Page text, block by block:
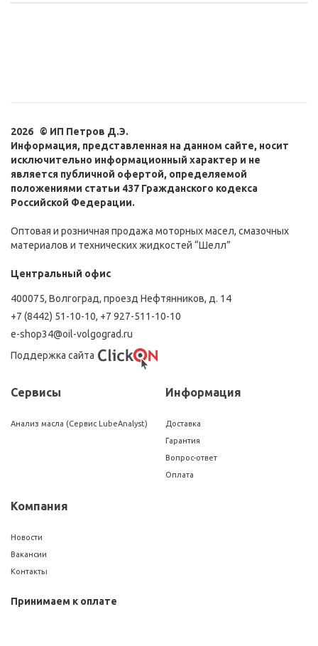
2026 © ИП Петров Д.Э.
Информация, представленная на данном сайте, носит
исключительно информационный характер и не
является публичной офертой, определяемой
положениями статьи 437 Гражданского кодекса
Российской Федерации.
Оптовая и розничная продажа моторных масел, смазочных
материалов и технических жидкостей “Шелл”
Центральный офис
400075, Волгоград, проезд Нефтянников, д. 14
+7 (8442) 51-10-10, +7 927-511-10-10
e-shop34@oil-volgograd.ru
Поддержка сайта
Сервисы
Анализ масла (Сервис LubeAnalyst)
Информация
Доставка
Гарантия
Вопрос-ответ
Оплата
Компания
Новости
Вакансии
Контакты
Принимаем к оплате